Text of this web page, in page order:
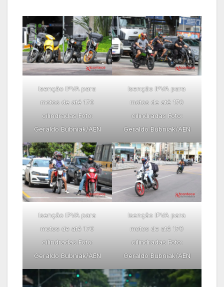
Isenção IPVA para
motos de até 170
cilindradas Foto:
Geraldo Bubniak/AEN
Isenção IPVA para
motos de até 170
cilindradas Foto:
Geraldo Bubniak/AEN
Isenção IPVA para
motos de até 170
cilindradas Foto:
Geraldo Bubniak/AEN
Isenção IPVA para
motos de até 170
cilindradas Foto:
Geraldo Bubniak/AEN